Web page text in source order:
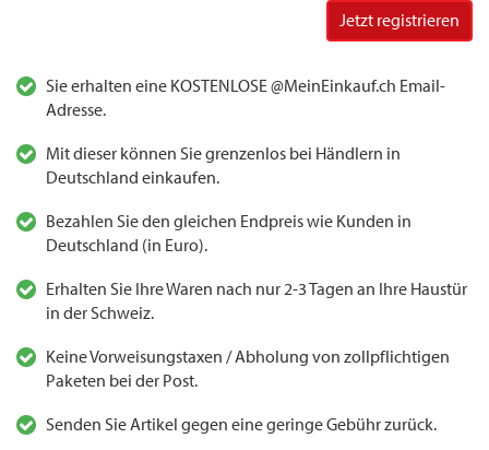
Jetzt registrieren
Sie erhalten eine KOSTENLOSE @MeinEinkauf.ch Email-
Adresse.
Mit dieser können Sie grenzenlos bei Händlern in
Deutschland einkaufen.
Bezahlen Sie den gleichen Endpreis wie Kunden in
Deutschland (in Euro).
Erhalten Sie Ihre Waren nach nur 2-3 Tagen an Ihre Haustür
in der Schweiz.
Keine Vorweisungstaxen / Abholung von zollpflichtigen
Paketen bei der Post.
Senden Sie Artikel gegen eine geringe Gebühr zurück.